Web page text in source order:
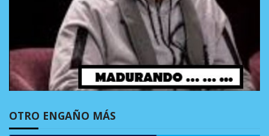
OTRO ENGAÑO MÁS